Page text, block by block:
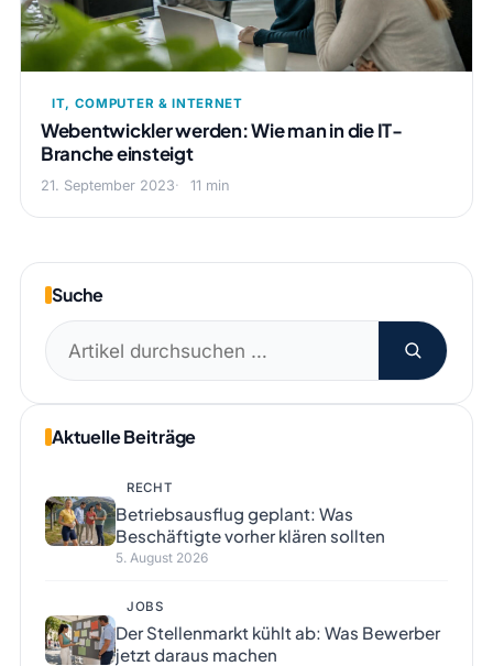
IT, COMPUTER & INTERNET
Webentwickler werden: Wie man in die IT-
Branche einsteigt
21. September 2023 11 min
Suche
Suchen
nach:
Aktuelle Beiträge
RECHT
Betriebsausflug geplant: Was
Beschäftigte vorher klären sollten
5. August 2026
JOBS
Der Stellenmarkt kühlt ab: Was Bewerber
jetzt daraus machen